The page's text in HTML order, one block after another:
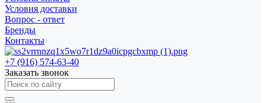
Условия доставки
Вопрос - ответ
Бренды
Контакты
+7 (916) 574-63-40
Заказать звонок